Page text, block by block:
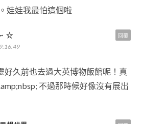
娃娃我最怕這個啦
~ ☆
好久前也去過大英博物飯館呢！真
不過那時候好像沒有展出
回覆